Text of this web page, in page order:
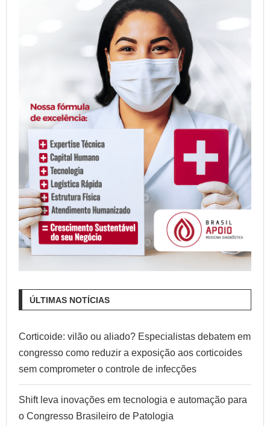
ÚLTIMAS NOTÍCIAS
Corticoide: vilão ou aliado? Especialistas debatem em
congresso como reduzir a exposição aos corticoides
sem comprometer o controle de infecções
Shift leva inovações em tecnologia e automação para
o Congresso Brasileiro de Patologia